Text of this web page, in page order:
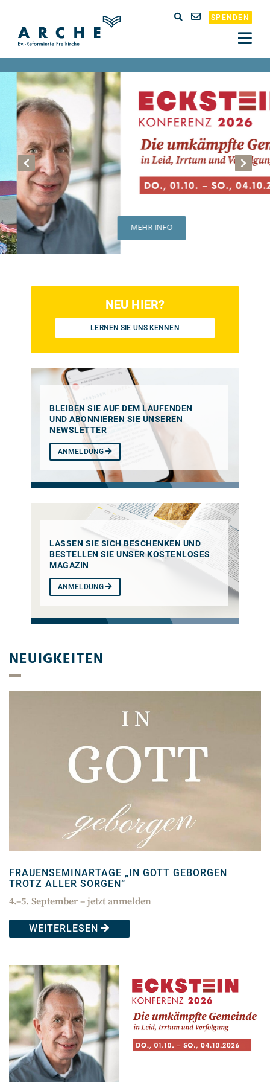
SPENDEN
MEHR INFO
NEU HIER?
LERNEN SIE UNS KENNEN
BLEIBEN SIE AUF DEM LAUFENDEN
UND ABONNIEREN SIE UNSEREN
NEWSLETTER
ANMELDUNG
LASSEN SIE SICH BESCHENKEN UND
BESTELLEN SIE UNSER KOSTENLOSES
MAGAZIN
ANMELDUNG
NEUIGKEITEN
FRAUENSEMINARTAGE „IN GOTT GEBORGEN
TROTZ ALLER SORGEN“
4.–5. September – jetzt anmelden
WEITERLESEN